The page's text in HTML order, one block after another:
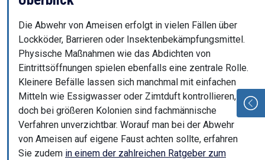
Die Abwehr von Ameisen erfolgt in vielen Fällen über
Lockköder, Barrieren oder Insektenbekämpfungsmittel.
Physische Maßnahmen wie das Abdichten von
Eintrittsöffnungen spielen ebenfalls eine zentrale Rolle.
Kleinere Befälle lassen sich manchmal mit einfachen
Mitteln wie Essigwasser oder Zimtduft kontrollieren,
doch bei größeren Kolonien sind fachmännische
Verfahren unverzichtbar. Worauf man bei der Abwehr
von Ameisen auf eigene Faust achten sollte, erfahren
Sie zudem in einem der zahlreichen Ratgeber zum